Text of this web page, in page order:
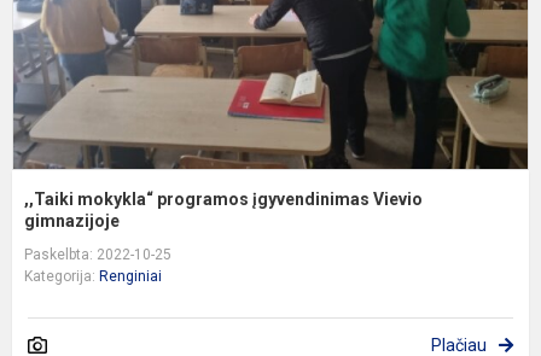
,,Taiki mokykla“ programos įgyvendinimas Vievio
gimnazijoje
Paskelbta: 2022-10-25
Kategorija: Renginiai
Plačiau